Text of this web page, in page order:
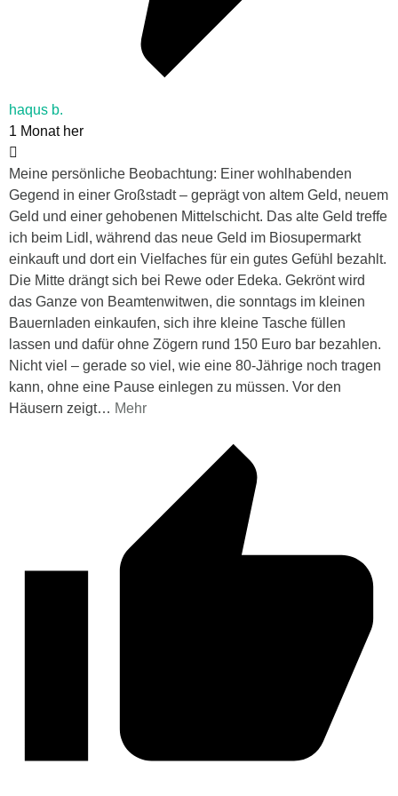
haqus b.
1 Monat her
Meine persönliche Beobachtung: Einer wohlhabenden
Gegend in einer Großstadt – geprägt von altem Geld, neuem
Geld und einer gehobenen Mittelschicht. Das alte Geld treffe
ich beim Lidl, während das neue Geld im Biosupermarkt
einkauft und dort ein Vielfaches für ein gutes Gefühl bezahlt.
Die Mitte drängt sich bei Rewe oder Edeka. Gekrönt wird
das Ganze von Beamtenwitwen, die sonntags im kleinen
Bauernladen einkaufen, sich ihre kleine Tasche füllen
lassen und dafür ohne Zögern rund 150 Euro bar bezahlen.
Nicht viel – gerade so viel, wie eine 80-Jährige noch tragen
kann, ohne eine Pause einlegen zu müssen. Vor den
Häusern zeigt… Mehr